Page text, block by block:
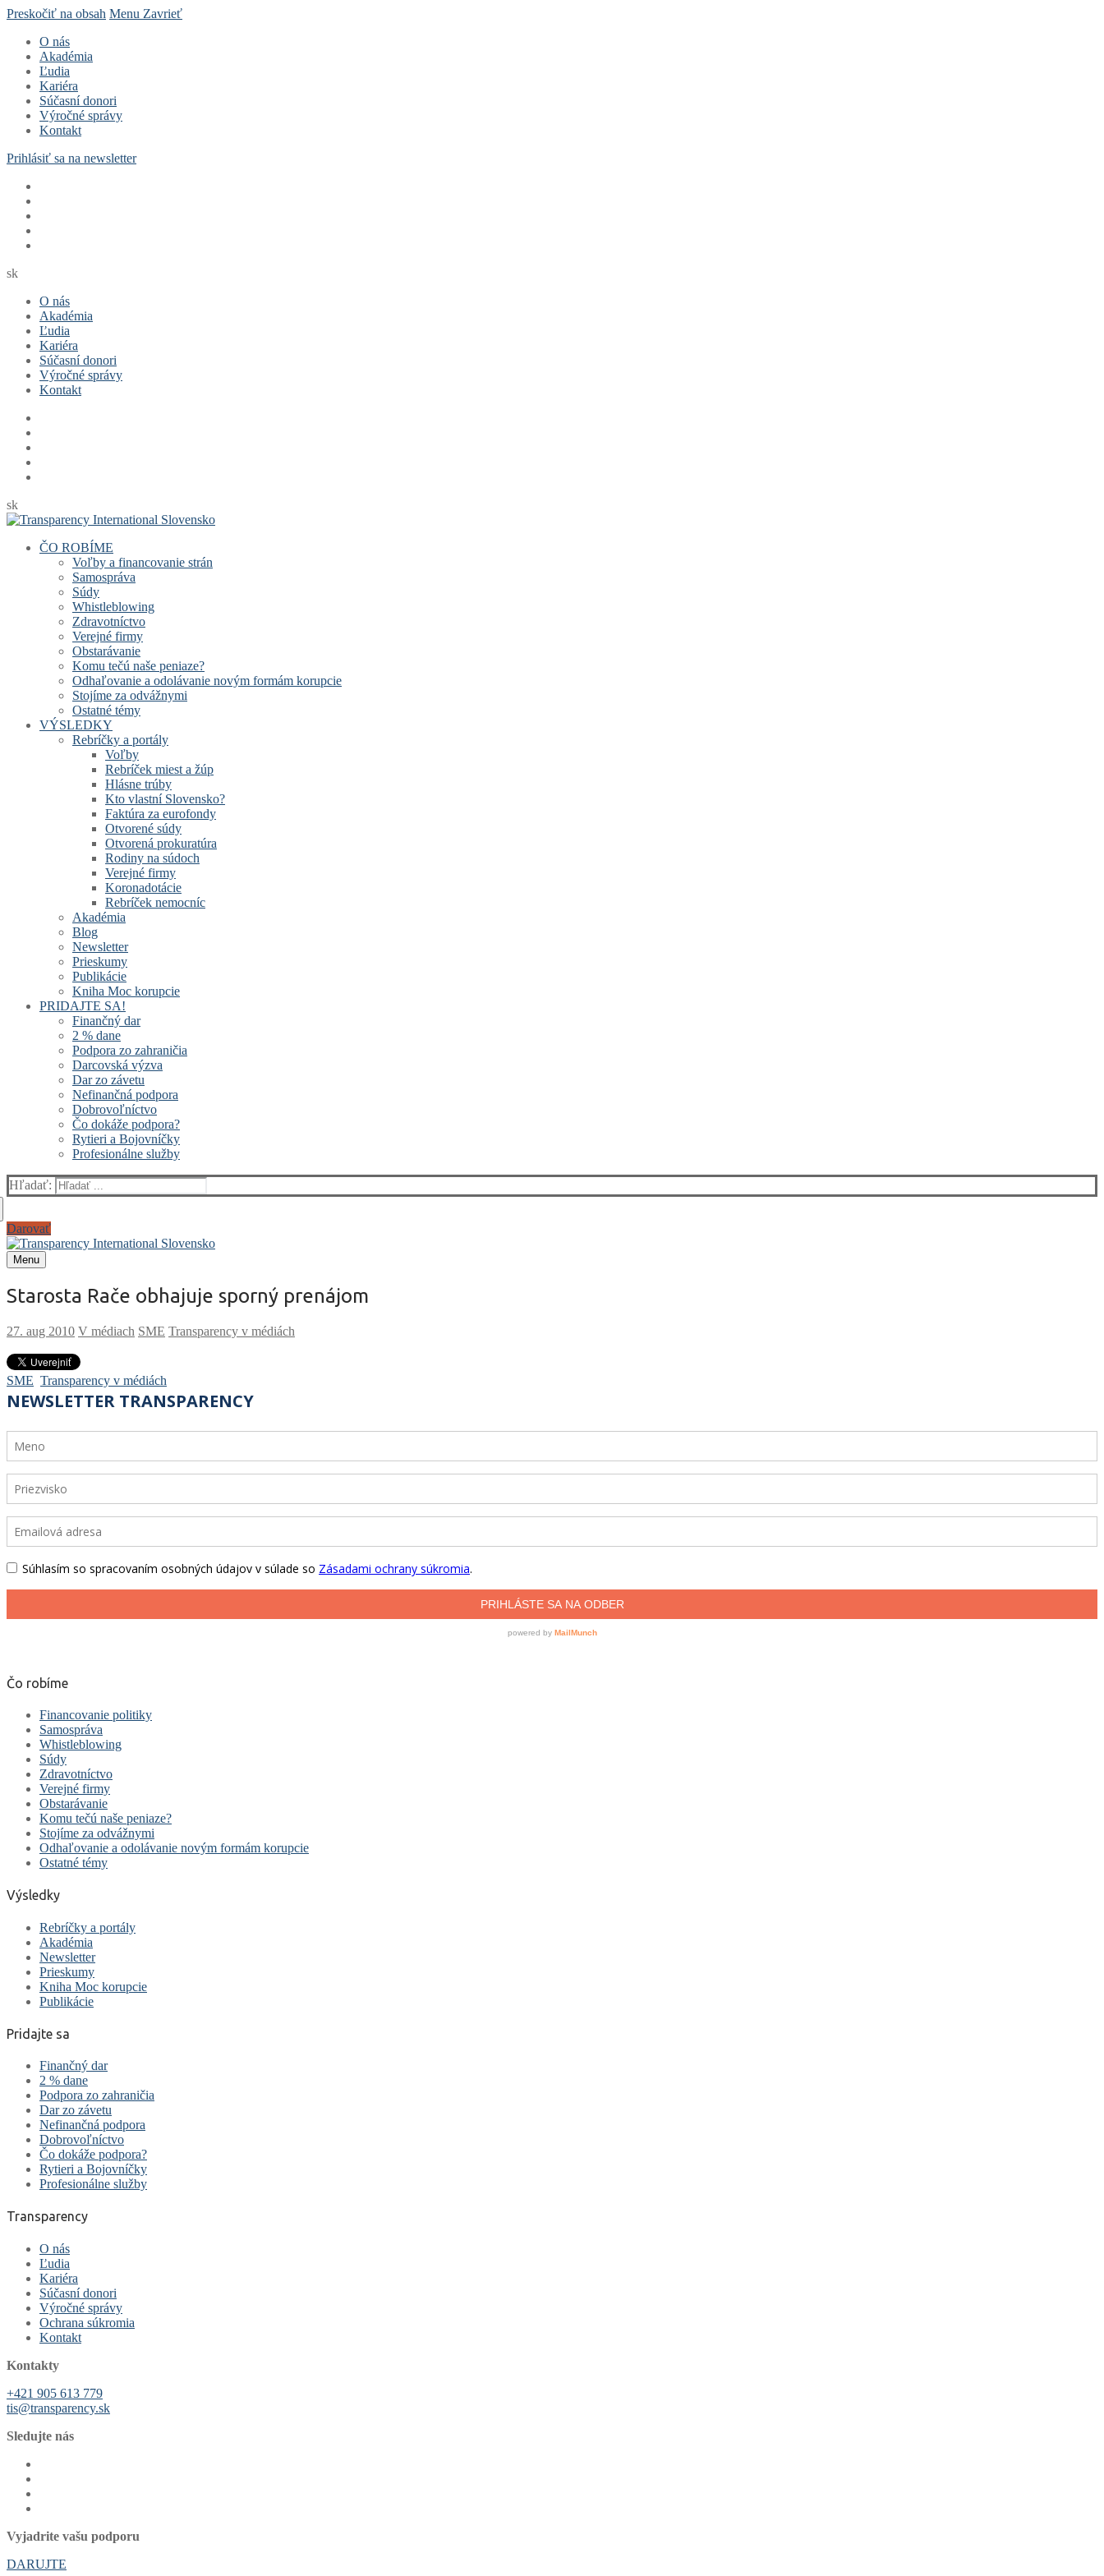
Preskočiť na obsah Menu Zavrieť
O nás
Akadémia
Ľudia
Kariéra
Súčasní donori
Výročné správy
Kontakt
Prihlásiť sa na newsletter
sk
O nás
Akadémia
Ľudia
Kariéra
Súčasní donori
Výročné správy
Kontakt
sk
ČO ROBÍME
Voľby a financovanie strán
Samospráva
Súdy
Whistleblowing
Zdravotníctvo
Verejné firmy
Obstarávanie
Komu tečú naše peniaze?
Odhaľovanie a odolávanie novým formám korupcie
Stojíme za odvážnymi
Ostatné témy
VÝSLEDKY
Rebríčky a portály
Voľby
Rebríček miest a žúp
Hlásne trúby
Kto vlastní Slovensko?
Faktúra za eurofondy
Otvorené súdy
Otvorená prokuratúra
Rodiny na súdoch
Verejné firmy
Koronadotácie
Rebríček nemocníc
Akadémia
Blog
Newsletter
Prieskumy
Publikácie
Kniha Moc korupcie
PRIDAJTE SA!
Finančný dar
2 % dane
Podpora zo zahraničia
Darcovská výzva
Dar zo závetu
Nefinančná podpora
Dobrovoľníctvo
Čo dokáže podpora?
Rytieri a Bojovníčky
Profesionálne služby
Hľadať:
Darovať
Menu
Starosta Rače obhajuje sporný prenájom
V médiach SME Transparency v médiách
SME Transparency v médiách
Čo robíme
Financovanie politiky
Samospráva
Whistleblowing
Súdy
Zdravotníctvo
Verejné firmy
Obstarávanie
Komu tečú naše peniaze?
Stojíme za odvážnymi
Odhaľovanie a odolávanie novým formám korupcie
Ostatné témy
Výsledky
Rebríčky a portály
Akadémia
Newsletter
Prieskumy
Kniha Moc korupcie
Publikácie
Pridajte sa
Finančný dar
2 % dane
Podpora zo zahraničia
Dar zo závetu
Nefinančná podpora
Dobrovoľníctvo
Čo dokáže podpora?
Rytieri a Bojovníčky
Profesionálne služby
Transparency
O nás
Ľudia
Kariéra
Súčasní donori
Výročné správy
Ochrana súkromia
Kontakt
Kontakty
+421 905 613 779
tis@transparency.sk
Sledujte nás
Vyjadrite vašu podporu
DARUJTE